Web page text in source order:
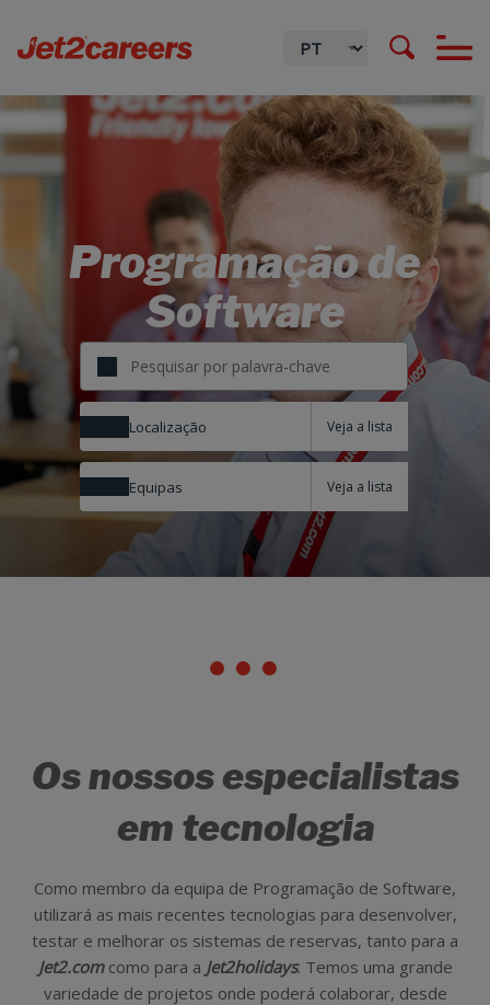
Programação de
Software
Localização
Equipas
Os nossos especialistas
em tecnologia
Como membro da equipa de Programação de Software,
utilizará as mais recentes tecnologias para desenvolver,
testar e melhorar os sistemas de reservas, tanto para a
Jet2.comcomo para a Jet2holidays. Temos uma grande
variedade de projetos onde poderá colaborar, desde